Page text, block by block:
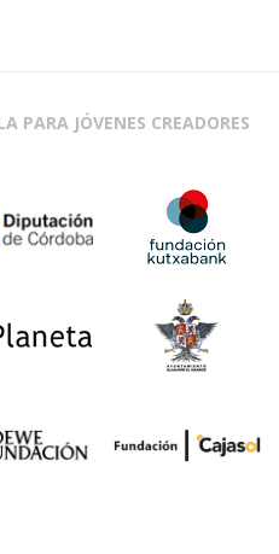
PARA JÓVENES CREADORES